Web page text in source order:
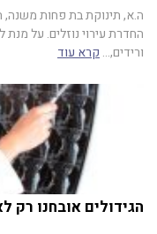
ה.א, תינוקת בת פחות משנה,
החדרת עירוי נוזלים. על מנת
ורידים,…קרא עוד
הגידולים אובחנו רק